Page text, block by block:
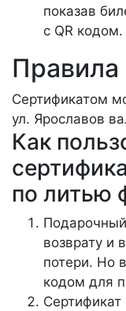
показав
с QR кодом.
Правила
Сертификатом
ул. Ярославов
Как
по литью
возврату и
потери. Но
кодом для